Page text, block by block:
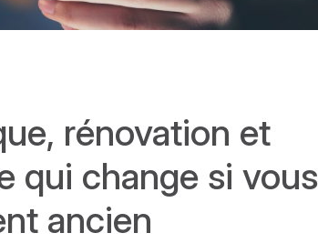
rénovation et
qui change si vous
ancien